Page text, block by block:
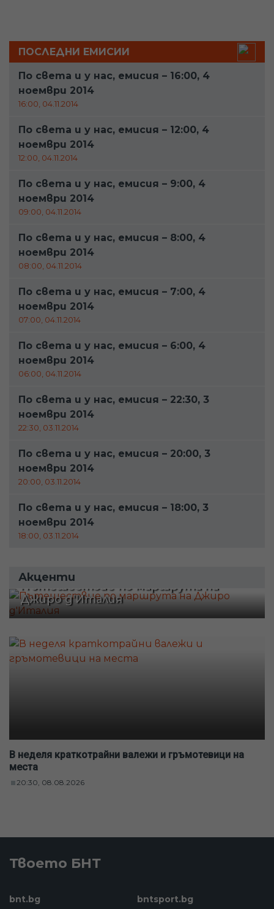
ПОСЛЕДНИ ЕМИСИИ
По света и у нас, емисия – 16:00, 4
ноември 2014
16:00, 04.11.2014
По света и у нас, емисия – 12:00, 4
ноември 2014
12:00, 04.11.2014
По света и у нас, емисия – 9:00, 4
ноември 2014
09:00, 04.11.2014
По света и у нас, емисия – 8:00, 4
ноември 2014
08:00, 04.11.2014
По света и у нас, емисия – 7:00, 4
ноември 2014
07:00, 04.11.2014
По света и у нас, емисия – 6:00, 4
ноември 2014
06:00, 04.11.2014
По света и у нас, емисия – 22:30, 3
ноември 2014
22:30, 03.11.2014
По света и у нас, емисия – 20:00, 3
ноември 2014
20:00, 03.11.2014
По света и у нас, емисия – 18:00, 3
ноември 2014
18:00, 03.11.2014
Акценти
Пътешествие по маршрута на
Джиро д'Италия
В неделя краткотрайни валежи и гръмотевици на
места
20:30, 08.08.2026
Твоето БНТ
bnt.bg
bntsport.bg